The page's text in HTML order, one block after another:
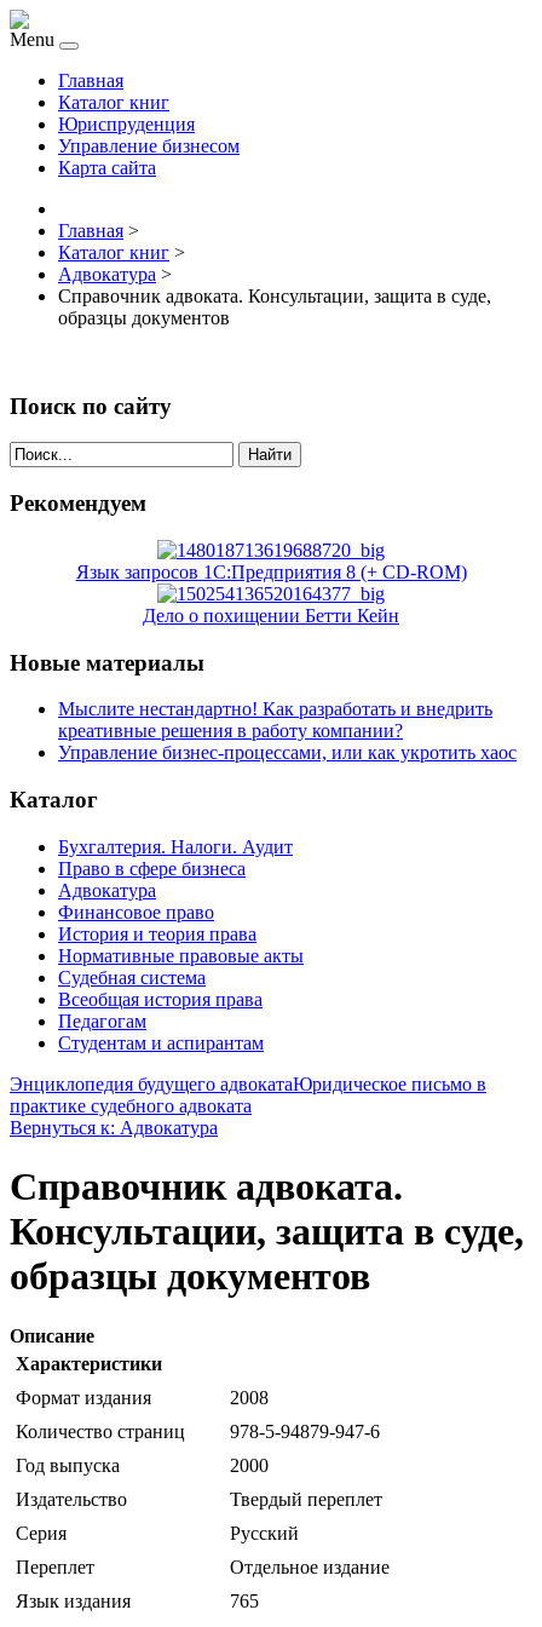
Menu
Главная
Каталог книг
Юриспруденция
Управление бизнесом
Карта сайта
Главная >
Каталог книг >
Адвокатура >
Справочник адвоката. Консультации, защита в суде,
образцы документов
Поиск по сайту
Найти
Рекомендуем
Язык запросов 1С:Предприятия 8 (+ CD-ROM)
Дело о похищении Бетти Кейн
Новые материалы
Мыслите нестандартно! Как разработать и внедрить
креативные решения в работу компании?
Управление бизнес-процессами, или как укротить хаос
Каталог
Бухгалтерия. Налоги. Аудит
Право в сфере бизнеса
Адвокатура
Финансовое право
История и теория права
Нормативные правовые акты
Судебная система
Всеобщая история права
Педагогам
Студентам и аспирантам
Энциклопедия будущего адвокатаЮридическое письмо в
практике судебного адвоката
Вернуться к: Адвокатура
Справочник адвоката.
Консультации, защита в суде,
образцы документов
Описание
Характеристики
Формат издания
2008
Количество страниц
978-5-94879-947-6
Год выпуска
2000
Издательство
Твердый переплет
Серия
Русский
Переплет
Отдельное издание
Язык издания
765